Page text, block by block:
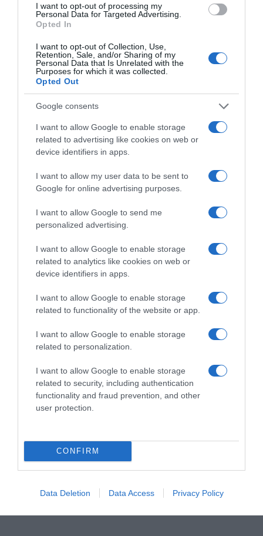
I want to opt-out of processing my
Personal Data for Targeted Advertising.
Opted In
I want to opt-out of Collection, Use,
Retention, Sale, and/or Sharing of my
Personal Data that Is Unrelated with the
Purposes for which it was collected.
Opted Out
Google consents
I want to allow Google to enable storage
related to advertising like cookies on web or
device identifiers in apps.
I want to allow my user data to be sent to
Google for online advertising purposes.
I want to allow Google to send me
personalized advertising.
I want to allow Google to enable storage
related to analytics like cookies on web or
device identifiers in apps.
I want to allow Google to enable storage
related to functionality of the website or app.
I want to allow Google to enable storage
related to personalization.
I want to allow Google to enable storage
related to security, including authentication
functionality and fraud prevention, and other
user protection.
CONFIRM
Data Deletion Data Access Privacy Policy
Χανιά: Νεαρός Παλαιστίνιος κλείδωσε
ανήλικη στο σπίτι του – Την έσωσαν οι
φωνές της
Ακολούθησε το debater.gr στο
και μάθετε πρώτοι όλες τις ειδήσεις
Share Tweet
ΔΙΑΦΗΜΙΣΗ
ΣΧΟΛΙΑ